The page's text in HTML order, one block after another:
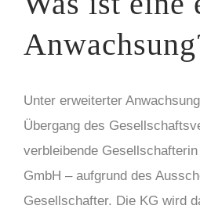
Unter erweiterter
Übergang des
verbleibende
GmbH – aufgrund des
Gesellschafter. Die KG wird